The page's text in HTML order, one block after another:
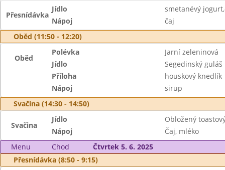
Přesnídávka
Jídlo
smetanévý
Nápoj
čaj
Oběd (11:50 - 12:20)
Oběd
Polévka
Jarní zeleninová
Jídlo
Segedinský guláš
Příloha
houskový knedlík
Nápoj
sirup
Svačina (14:30 - 14:50)
Svačina
Jídlo
Obložený
Nápoj
Čaj, mléko
Menu
Chod
Čtvrtek 5. 6. 2025
Přesnídávka (8:50 - 9:15)